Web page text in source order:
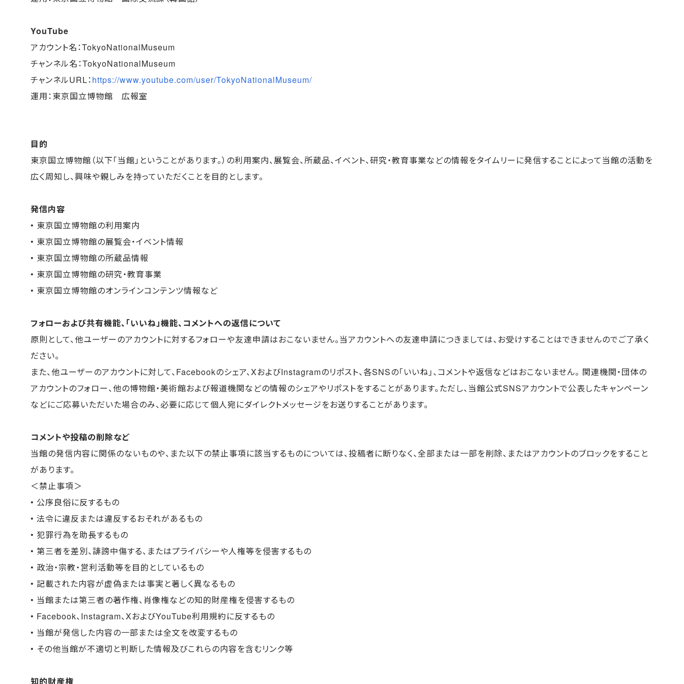
YouTube
アカウント名：TokyoNationalMuseum
チャンネル名：TokyoNationalMuseum
チャンネルURL：https://www.youtube.com/user/TokyoNationalMuseum/
運用：東京国立博物館 広報室
目的
東京国立博物館（以下「当館」ということがあります。）の利用案内、展覧会、所蔵品、イベント、研究・教育事業などの情報をタイムリーに発信することによって当館の活動を
広く周知し、興味や親しみを持っていただくことを目的とします。
発信内容
• 東京国立博物館の利用案内
• 東京国立博物館の展覧会・イベント情報
• 東京国立博物館の所蔵品情報
• 東京国立博物館の研究・教育事業
• 東京国立博物館のオンラインコンテンツ情報など
フォローおよび共有機能、「いいね」機能、コメントへの返信について
原則として、他ユーザーのアカウントに対するフォローや友達申請はおこないません。当アカウントへの友達申請につきましては、お受けすることはできませんのでご了承く
ださい。
また、他ユーザーのアカウントに対して、Facebookのシェア、XおよびInstagramのリポスト、各SNSの「いいね」、コメントや返信などはおこないません。 関連機関・団体の
アカウントのフォロー、他の博物館・美術館および報道機関などの情報のシェアやリポストをすることがあります。ただし、当館公式SNSアカウントで公表したキャンペーン
などにご応募いただいた場合のみ、必要に応じて個人宛にダイレクトメッセージをお送りすることがあります。
コメントや投稿の削除など
当館の発信内容に関係のないものや、また以下の禁止事項に該当するものについては、投稿者に断りなく、全部または一部を削除、またはアカウントのブロックをすること
があります。
＜禁止事項＞
• 公序良俗に反するもの
• 法令に違反または違反するおそれがあるもの
• 犯罪行為を助長するもの
• 第三者を差別、誹謗中傷する、またはプライバシーや人権等を侵害するもの
• 政治・宗教・営利活動等を目的としているもの
• 記載された内容が虚偽または事実と著しく異なるもの
• 当館または第三者の著作権、肖像権などの知的財産権を侵害するもの
• Facebook、Instagram、XおよびYouTube利用規約に反するもの
• 当館が発信した内容の一部または全文を改変するもの
• その他当館が不適切と判断した情報及びこれらの内容を含むリンク等
知的財産権